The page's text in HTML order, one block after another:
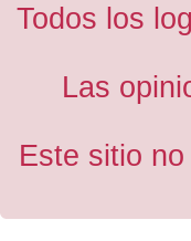
Todos los
Las
Este sitio